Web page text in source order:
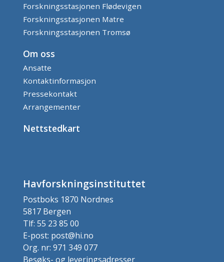
Forskningsstasjonen Flødevigen
Forskningsstasjonen Matre
Forskningsstasjonen Tromsø
Om oss
Ansatte
Kontaktinformasjon
Pressekontakt
Arrangementer
Nettstedkart
Havforskningsinstituttet
Postboks 1870 Nordnes
5817 Bergen
Tlf: 55 23 85 00
E-post: post@hi.no
Org. nr: 971 349 077
Besøks- og leveringsadresser